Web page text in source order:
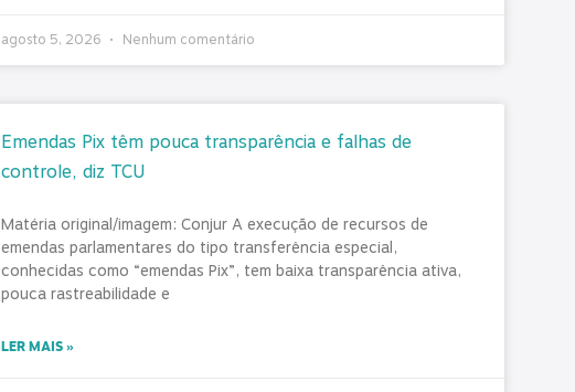
agosto 5, 2026 Nenhum comentário
Emendas Pix têm pouca transparência e falhas de
controle, diz TCU
Matéria original/imagem: Conjur A execução de recursos de
emendas parlamentares do tipo transferência especial,
conhecidas como “emendas Pix”, tem baixa transparência ativa,
pouca rastreabilidade e
LER MAIS »